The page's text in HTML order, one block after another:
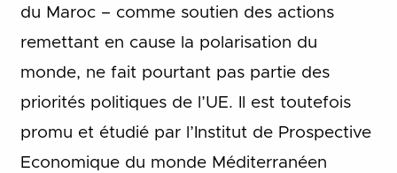
du Maroc – comme soutien des actions
remettant en cause la polarisation du
monde, ne fait pourtant pas partie des
priorités politiques de l’UE. Il est toutefois
promu et étudié par l’Institut de Prospective
Economique du monde Méditerranéen